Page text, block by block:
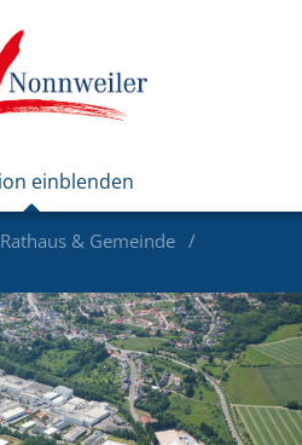
Rathaus & Gemeinde